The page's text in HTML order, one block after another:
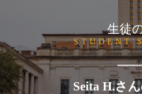
生徒
Seita H.さ